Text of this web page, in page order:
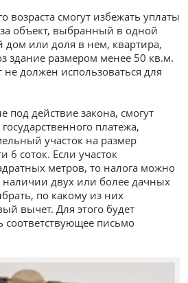
возраста смогут избежать уплаты
объект, выбранный в одной
дом или доля в нем, квартира,
здание размером менее 50 кв.м.
не должен использоваться для
под действие закона, смогут
платежа,
участок на размер
6 соток. Если участок
метров, то налога можно
наличии двух или более дачных
по какому из них
вычет. Для этого будет
соответствующее письмо